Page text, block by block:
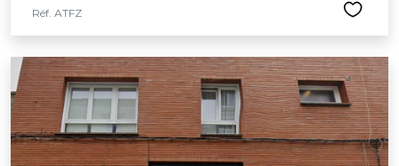
Réf. ATFZ